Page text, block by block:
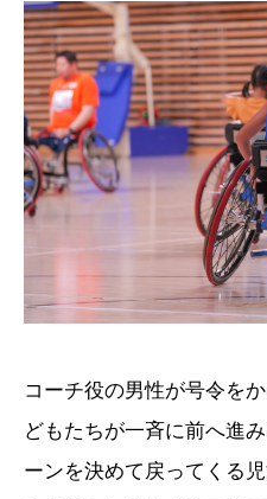
コーチ役の男性が号令を
どもたちが一斉に前へ進
ーンを決めて戻ってくる